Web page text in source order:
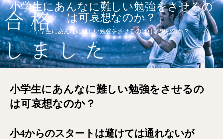
小学生にあんなに難しい勉強をさせるの
は可哀想なのか？
小学生にあんなに難しい勉強をさせるのは可哀想なのか？
小学生にあんなに難しい勉強をさせるの
は可哀想なのか？
小4からのスタートは避けては通れないが